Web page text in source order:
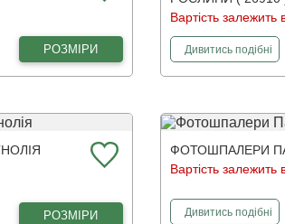
РОЗМІРИ
Вартість залежить
Дивитисьподібні
РОЗМІРИ
ФОТОШПАЛЕРИ
Вартість залежить
Дивитисьподібні